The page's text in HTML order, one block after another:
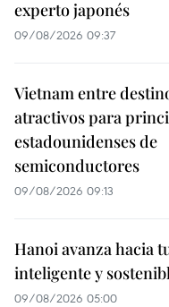
experto japonés
09/08/2026 09:37
Vietnam entre
atractivos para
estadounidenses de
semiconductores
09/08/2026 09:13
Hanoi avanza hacia
inteligente y
09/08/2026 05:00